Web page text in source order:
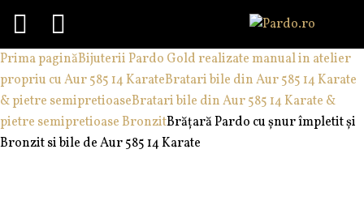
Skip
to
content
Menu
Prima paginăBijuterii Pardo Gold realizate manual in atelier
propriu cu Aur 585 14 KarateBratari bile din Aur 585 14 Karate
& pietre semipretioaseBratari bile din Aur 585 14 Karate &
pietre semipretioase BronzitBrățară Pardo cu șnur împletit și
Bronzit si bile de Aur 585 14 Karate